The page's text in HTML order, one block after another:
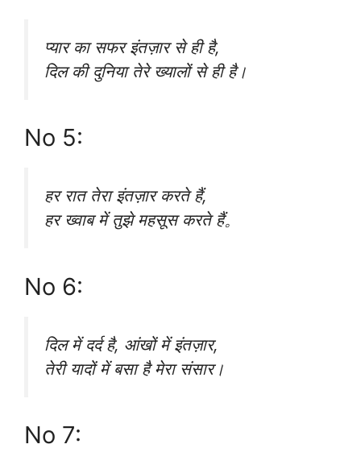
प्यार का सफर इंतज़ार से ही है,
दिल की दुनिया तेरे ख्यालों से ही है।
No 5:
हर रात तेरा इंतज़ार करते हैं,
हर ख्वाब में तुझे महसूस करते हैं。
No 6:
दिल में दर्द है, आंखों में इंतज़ार,
तेरी यादों में बसा है मेरा संसार।
No 7: